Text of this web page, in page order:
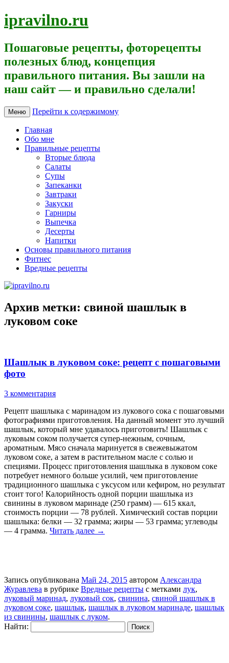
ipravilno.ru
Пошаговые рецепты, фоторецепты
полезных блюд, концепция
правильного питания. Вы зашли на
наш сайт — и правильно сделали!
Меню Перейти к содержимому
Главная
Обо мне
Правильные рецепты
Вторые блюда
Салаты
Супы
Запеканки
Завтраки
Закуски
Гарниры
Выпечка
Десерты
Напитки
Основы правильного питания
Фитнес
Вредные рецепты
Архив метки: свиной шашлык в
луковом соке
Шашлык в луковом соке: рецепт с пошаговыми
фото
3 комментария
Рецепт шашлыка с маринадом из лукового сока с пошаговыми
фотографиями приготовления. На данный момент это лучший
шашлык, который мне удавалось приготовить! Шашлык с
луковым соком получается супер-нежным, сочным,
ароматным. Мясо сначала маринуется в свежевыжатом
луковом соке, а затем в растительном масле с солью и
специями. Процесс приготовления шашлыка в луковом соке
потребует немного больше усилий, чем приготовление
традиционного шашлыка с уксусом или кефиром, но результат
стоит того! Калорийность одной порции шашлыка из
свинины в луковом маринаде (250 грамм) — 615 ккал,
стоимость порции — 78 рублей. Химический состав порции
шашлыка: белки — 32 грамма; жиры — 53 грамма; углеводы
— 4 грамма. Читать далее →
Запись опубликована Май 24, 2015 автором Александра
Журавлева в рубрике Вредные рецепты с метками лук,
луковый маринад, луковый сок, свинина, свиной шашлык в
луковом соке, шашлык, шашлык в луковом маринаде, шашлык
из свинины, шашлык с луком.
Найти: